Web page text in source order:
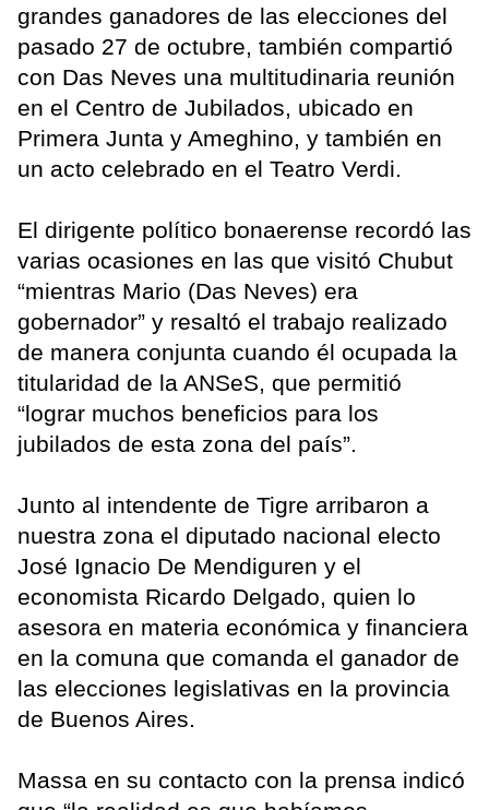
grandes ganadores de las elecciones del
pasado 27 de octubre, también compartió
con Das Neves una multitudinaria reunión
en el Centro de Jubilados, ubicado en
Primera Junta y Ameghino, y también en
un acto celebrado en el Teatro Verdi.
El dirigente político bonaerense recordó las
varias ocasiones en las que visitó Chubut
“mientras Mario (Das Neves) era
gobernador” y resaltó el trabajo realizado
de manera conjunta cuando él ocupada la
titularidad de la ANSeS, que permitió
“lograr muchos beneficios para los
jubilados de esta zona del país”.
Junto al intendente de Tigre arribaron a
nuestra zona el diputado nacional electo
José Ignacio De Mendiguren y el
economista Ricardo Delgado, quien lo
asesora en materia económica y financiera
en la comuna que comanda el ganador de
las elecciones legislativas en la provincia
de Buenos Aires.
Massa en su contacto con la prensa indicó